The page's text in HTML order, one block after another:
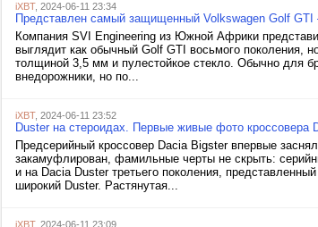
iXBT, 2024-06-11 23:34
Представлен самый защищенный Volkswagen Golf
Компания SVI Engineering из Южной Африки
выглядит как обычный Golf GTI восьмого поколения,
толщиной 3,5 мм и пулестойкое стекло. Обычно для
внедорожники, но по...
iXBT, 2024-06-11 23:52
Duster на стероидах. Первые живые фото кроссовера
Предсерийный кроссовер Dacia Bigster впервые
закамуфлирован, фамильные черты не скрыть:
и на Dacia Duster третьего поколения,
широкий Duster. Растянутая...
iXBT, 2024-06-11 23:09